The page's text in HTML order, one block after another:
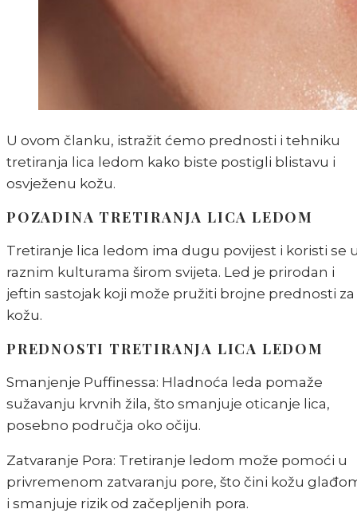
U ovom članku, istražit ćemo prednosti i tehniku
tretiranja lica ledom kako biste postigli blistavu i
osvježenu kožu.
POZADINA TRETIRANJA LICA LEDOM
Tretiranje lica ledom ima dugu povijest i koristi se
raznim kulturama širom svijeta. Led je prirodan i
jeftin sastojak koji može pružiti brojne prednosti za
kožu.
PREDNOSTI TRETIRANJA LICA LEDOM
Smanjenje Puffinessa: Hladnoća leda pomaže
sužavanju krvnih žila, što smanjuje oticanje lica,
posebno područja oko očiju.
Zatvaranje Pora: Tretiranje ledom može pomoći u
privremenom zatvaranju pore, što čini kožu
i smanjuje rizik od začepljenih pora.